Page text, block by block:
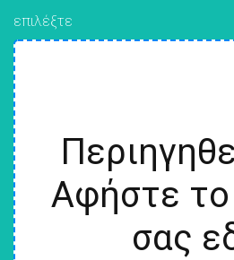
επιλέξτε
Αφήστε το
σας